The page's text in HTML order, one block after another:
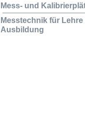
Mess- und
Messtechnik für Lehre
Ausbildung